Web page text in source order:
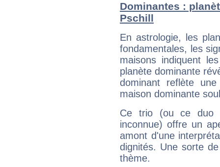
Dominantes :
Pschill
En astrologie, les
fondamentales, les
maisons indiquent
planète dominante
dominant reflète
maison dominante
Ce trio (ou ce duo
inconnue) offre un
amont d'une
dignités. Une sorte
thème.